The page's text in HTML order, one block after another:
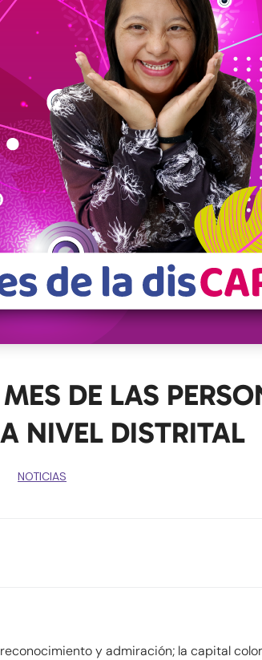
DE LAS
NIVEL DISTRITAL
NOTICIAS
y admiración; la capital